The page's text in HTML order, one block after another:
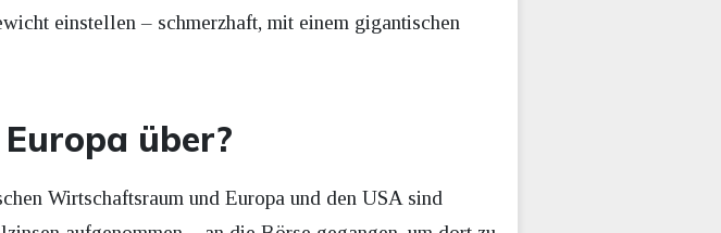
einstellen – schmerzhaft, mit einem gigantischen
über?
Wirtschaftsraum und Europa und den USA sind